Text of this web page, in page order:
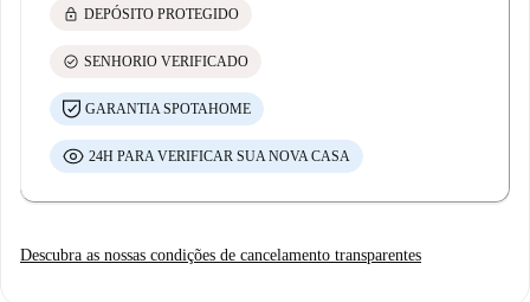
lock DEPÓSITO PROTEGIDO
check_circle SENHORIO VERIFICADO
GARANTIA SPOTAHOME
24H PARA VERIFICAR SUA NOVA CASA
Descubra as nossas condições de cancelamento transparentes